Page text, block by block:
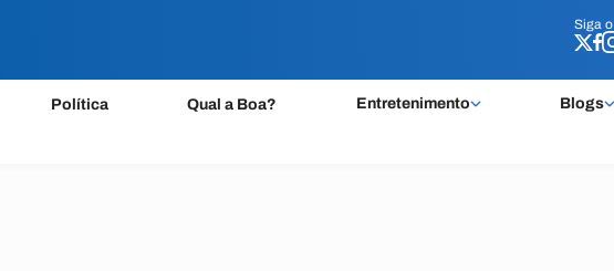
Siga o
Política Qual a Boa? Entretenimento Blogs
Siga o